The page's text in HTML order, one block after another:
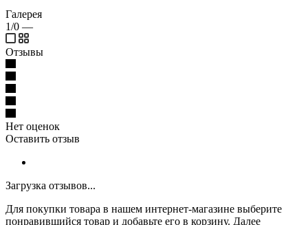
Галерея
1/0 —
Отзывы
Нет оценок
Оставить отзыв
Загрузка отзывов...
Для покупки товара в нашем интернет-магазине выберите
понравившийся товар и добавьте его в корзину. Далее